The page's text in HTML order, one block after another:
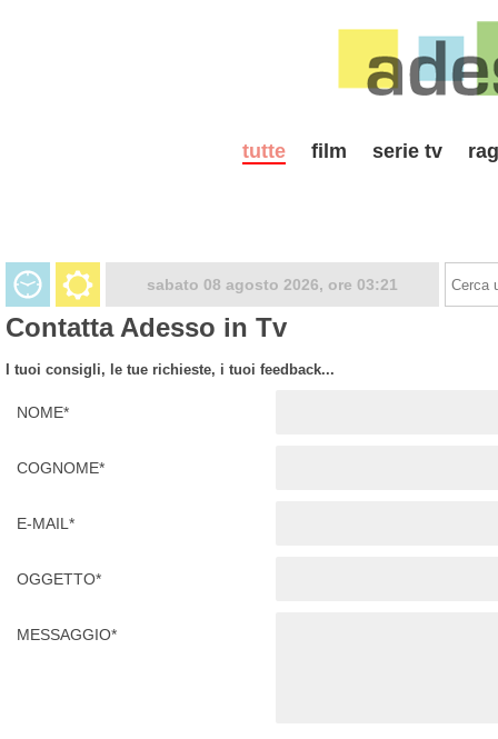
tutte film serie tv
sabato 08 agosto 2026, ore 03:21
Contatta Adesso in Tv
I tuoi consigli, le tue richieste, i tuoi feedback...
NOME*
COGNOME*
E-MAIL*
OGGETTO*
MESSAGGIO*